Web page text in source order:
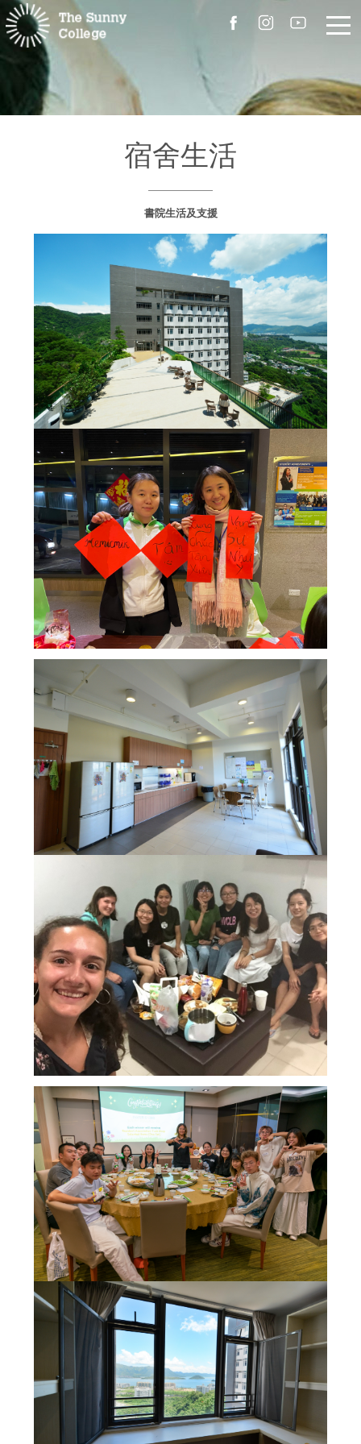
關於我們
書院成員
聯絡我們
為何選擇伍宜孫書院?
The Sunny College
伍宜孫書院的標誌性設施 - 創意實驗室
House of Sunny Living – 獨特的書院項目!
全面的獎助學金計劃
獨特的國際視野機會
多元化的書院生活
完善的書院設施
宿舍生活
概覽及統計
重要日子
書院生活及支援
宿舍生活
走讀生的書院生活
獎助學金及經濟援助
學生資助計劃
學生團體
學生關顧
學生紀律
書院成員支援
全人教育
通識教育課程
服務學習計劃
宿舍生活
書院生活及支援